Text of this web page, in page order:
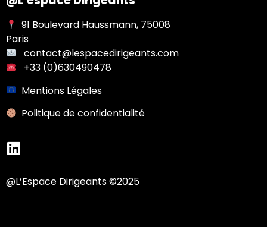
91 Boulevard Haussmann, 75008
Paris
contact@lespacedirigeants.com
+33 (0)630490478
Mentions Légales
Politique de confidentialité
@L’Espace Dirigeants ©2025